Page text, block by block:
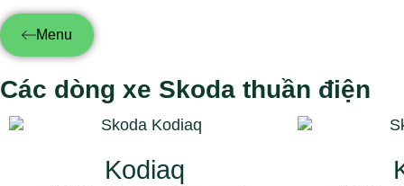
Menu
Các dòng xe Skoda thuần điện
Kodiaq